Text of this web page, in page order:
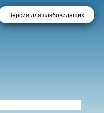
Версия для слабовидящих